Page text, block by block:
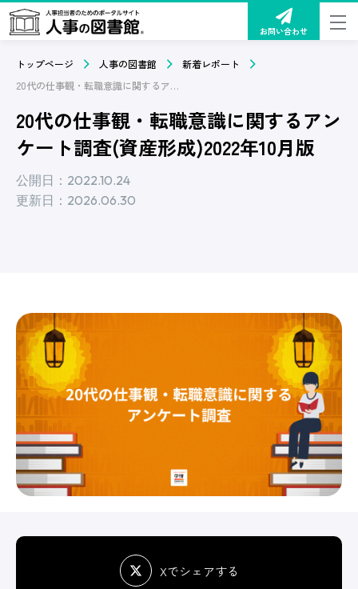
お問い合わせ
トップページ 人事の図書館
新着レポート
20代の仕事観・転職意識に関するアンケート調査(資産形成)2022年10月版
20代の仕事観・転職意識に関するアン
ケート調査(資産形成)2022年10月版
公開日：2022.10.24
更新日：2026.06.30
Xでシェアする